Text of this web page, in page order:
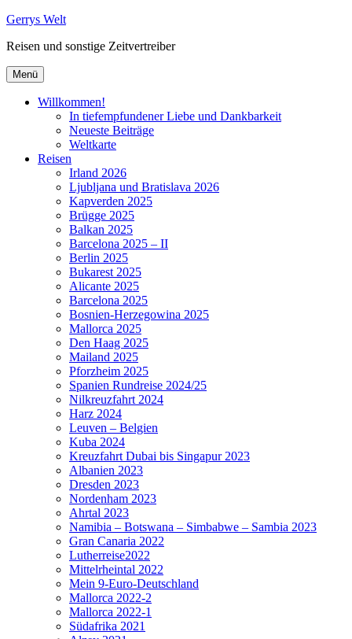
Zum
springen
Gerrys Welt
Reisen und sonstige Zeitvertreiber
Menü
Willkommen!
In tiefempfundener Liebe und Dankbarkeit
Neueste Beiträge
Weltkarte
Reisen
Irland 2026
Ljubljana und Bratislava 2026
Kapverden 2025
Brügge 2025
Balkan 2025
Barcelona 2025 – II
Berlin 2025
Bukarest 2025
Alicante 2025
Barcelona 2025
Bosnien-Herzegowina 2025
Mallorca 2025
Den Haag 2025
Mailand 2025
Pforzheim 2025
Spanien Rundreise 2024/25
Nilkreuzfahrt 2024
Harz 2024
Leuven – Belgien
Kuba 2024
Kreuzfahrt Dubai bis Singapur 2023
Albanien 2023
Dresden 2023
Nordenham 2023
Ahrtal 2023
Namibia – Botswana – Simbabwe – Sambia 2023
Gran Canaria 2022
Lutherreise2022
Mittelrheintal 2022
Mein 9-Euro-Deutschland
Mallorca 2022-2
Mallorca 2022-1
Südafrika 2021